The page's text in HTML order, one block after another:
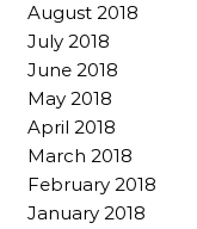
August 2018
July 2018
June 2018
May 2018
April 2018
March 2018
February 2018
January 2018